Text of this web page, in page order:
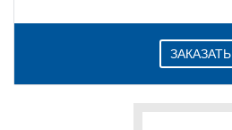
ЗАКАЗАТЬ